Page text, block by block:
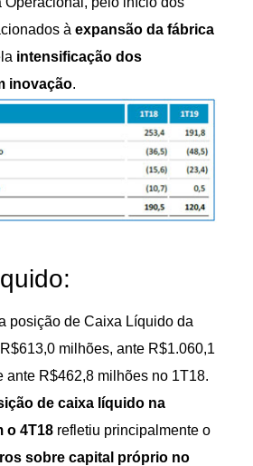
à expansão da fábrica
intensificação dos
inovação.
posição de Caixa Líquido da
milhões, ante R$1.060,1
ante R$462,8 milhões no 1T18.
de caixa líquido na
o 4T18 refletiu principalmente o
sobre capital próprio no